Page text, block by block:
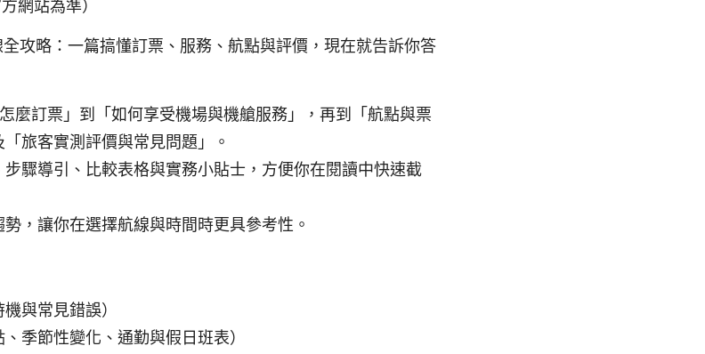
網站為準）
攻略：一篇搞懂訂票、服務、航點與評價，現在就告訴你答
麼訂票」到「如何享受機場與機艙服務」，再到「航點與票
旅客實測評價與常見問題」。
驟導引、比較表格與實務小貼士，方便你在閱讀中快速截
，讓你在選擇航線與時間時更具參考性。
與常見錯誤）
季節性變化、通勤與假日班表）